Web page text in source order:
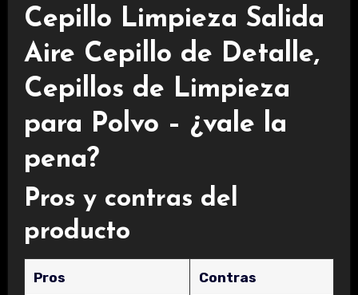
Cepillo Limpieza Salida
Aire Cepillo de Detalle,
Cepillos de Limpieza
para Polvo – ¿vale la
pena?
Pros y contras del
producto
Pros Contras